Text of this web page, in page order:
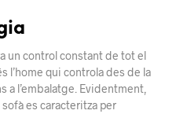
un control constant de tot el
l’home qui controla des de la
a l’embalatge. Evidentment,
es caracteritza per